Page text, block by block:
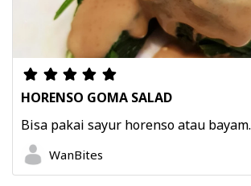
HORENSO GOMA SALAD
Bisa pakai sayur horenso atau bayam.
WanBites